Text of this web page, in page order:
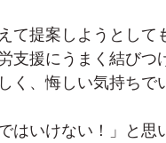
て提案しようとし
支援にうまく結び
く、悔しい気持ちで
ではいけない！」と